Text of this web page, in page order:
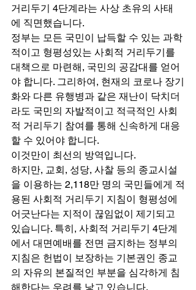
거리두기 4단계라는 사상 초유의 사태
에 직면했습니다.
정부는 모든 국민이 납득할 수 있는 과학
적이고 형평성있는 사회적 거리두기를
대책으로 마련해, 국민의 공감대를 얻어
야 합니다. 그리하여, 현재의 코로나 장기
화와 다른 유행병과 같은 재난이 닥치더
라도 국민의 자발적이고 적극적인 사회
적 거리두기 참여를 통해 신속하게 대응
할 수 있어야 합니다.
이것만이 최선의 방역입니다.
하지만, 교회, 성당, 사찰 등의 종교시설
을 이용하는 2,118만 명의 국민들에게 적
용된 사회적 거리두기 지침이 형평성에
어긋난다는 지적이 끊임없이 제기되고
있습니다. 특히, 사회적 거리두기 4단계
에서 대면예배를 전면 금지하는 정부의
지침은 헌법이 보장하는 기본권인 종교
의 자유의 본질적인 부분을 심각하게 침
해한다는 우려를 낳고 있습니다.